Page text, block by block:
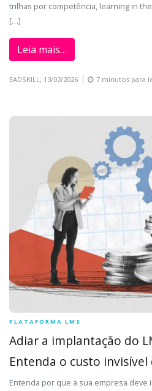
trilhas por competência, learning in
[…]
Leia mais…
EADSKILL, 13/02/2026 7 minutos para
PLATAFORMA LMS
Adiar a implantação do
Entenda o custo invisível
Entenda por que a sua empresa deve